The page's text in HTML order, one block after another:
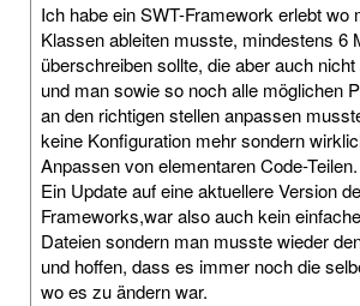
Ich habe ein SWT-Framework erlebt wo
Klassen ableiten musste, mindestens 6
überschreiben sollte, die aber auch nicht
und man sowie so noch alle möglichen
an den richtigen stellen anpassen
keine Konfiguration mehr sondern
Anpassen von elementaren Code-Teilen.
Ein Update auf eine aktuellere Version
Frameworks,war also auch kein
Dateien sondern man musste wieder
und hoffen, dass es immer noch die
wo es zu ändern war.